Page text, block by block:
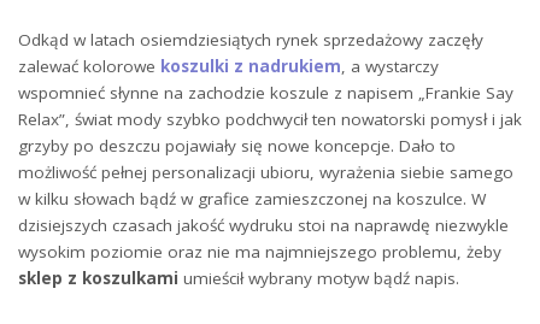
Odkąd w latach osiemdziesiątych rynek sprzedażowy zaczęły
zalewać kolorowe koszulki z nadrukiem , a wystarczy
wspomnieć słynne na zachodzie koszule z napisem „Frankie Say
Relax”, świat mody szybko podchwycił ten nowatorski pomysł i jak
grzyby po deszczu pojawiały się nowe koncepcje. Dało to
możliwość pełnej personalizacji ubioru, wyrażenia siebie samego
w kilku słowach bądź w grafice zamieszczonej na koszulce. W
dzisiejszych czasach jakość wydruku stoi na naprawdę niezwykle
wysokim poziomie oraz nie ma najmniejszego problemu, żeby
sklep z koszulkami umieścił wybrany motyw bądź napis.